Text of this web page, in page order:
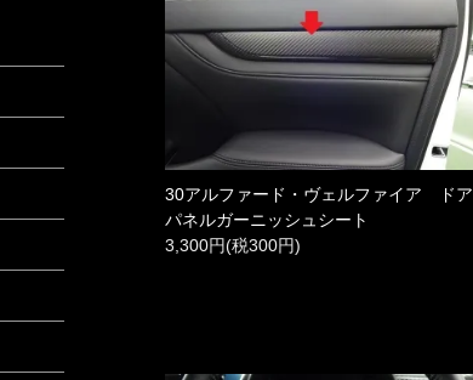
30アルファード・ヴェルファイア ドア
パネルガーニッシュシート
3,300円(税300円)